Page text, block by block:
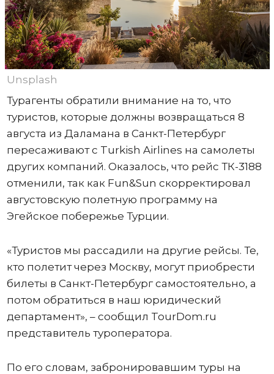
Unsplash
Турагенты обратили внимание на то, что
туристов, которые должны возвращаться 8
августа из Даламана в Санкт-Петербург
пересаживают с Turkish Airlines на самолеты
других компаний. Оказалось, что рейс ТК-3188
отменили, так как Fun&Sun скорректировал
августовскую полетную программу на
Эгейское побережье Турции.
«Туристов мы рассадили на другие рейсы. Те,
кто полетит через Москву, могут приобрести
билеты в Санкт-Петербург самостоятельно, а
потом обратиться в наш юридический
департамент», – сообщил TourDom.ru
представитель туроператора.
По его словам, забронировавшим туры на